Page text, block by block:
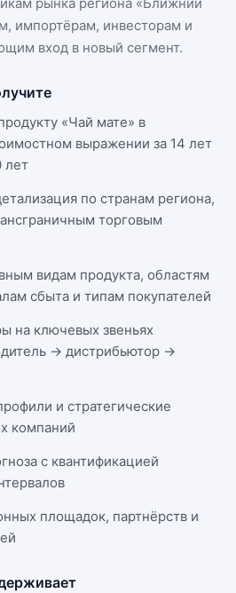
импортёрам, инвесторам и
вход в новый сегмент.
«Чай мате» в
выражении за 14 лет
лет
по странам региона,
торговым
видам продукта, областям
сбыта и типам покупателей
на ключевых звеньях
→ дистрибьютор →
и стратегические
компаний
с квантификацией
площадок, партнёрств и